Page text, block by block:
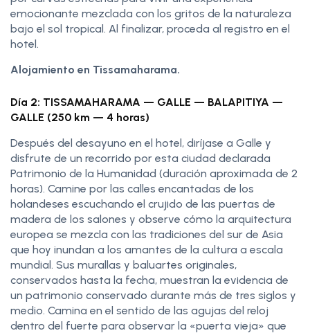
emocionante mezclada con los gritos de la naturaleza
bajo el sol tropical. Al finalizar, proceda al registro en el
hotel.
Alojamiento en Tissamaharama.
Día 2: TISSAMAHARAMA — GALLE — BALAPITIYA —
GALLE (250 km — 4 horas)
Después del desayuno en el hotel, diríjase a Galle y
disfrute de un recorrido por esta ciudad declarada
Patrimonio de la Humanidad (duración aproximada de 2
horas). Camine por las calles encantadas de los
holandeses escuchando el crujido de las puertas de
madera de los salones y observe cómo la arquitectura
europea se mezcla con las tradiciones del sur de Asia
que hoy inundan a los amantes de la cultura a escala
mundial. Sus murallas y baluartes originales,
conservados hasta la fecha, muestran la evidencia de
un patrimonio conservado durante más de tres siglos y
medio. Camina en el sentido de las agujas del reloj
dentro del fuerte para observar la «puerta vieja» que